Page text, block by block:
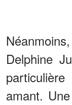
Delphine
amant.